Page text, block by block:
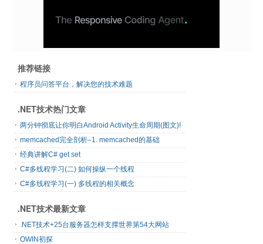
推荐链接
程序员问答平台，解决您的技术难题
.NET技术热门文章
两分钟彻底让你明白Android Activity生命周期(图文)!
memcached完全剖析–1. memcached的基础
经典讲解C# get set
C#多线程学习(二) 如何操纵一个线程
C#多线程学习(一) 多线程的相关概念
.NET技术最新文章
.NET技术+25台服务器怎样支撑世界第54大网站
OWIN初探